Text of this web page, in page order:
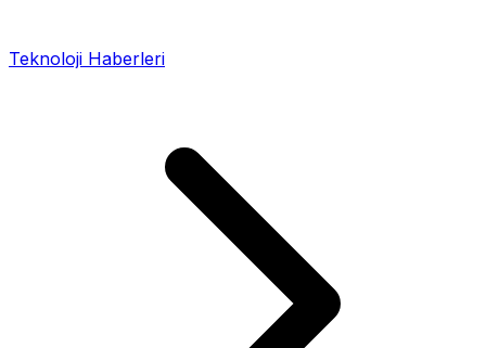
Teknoloji Haberleri